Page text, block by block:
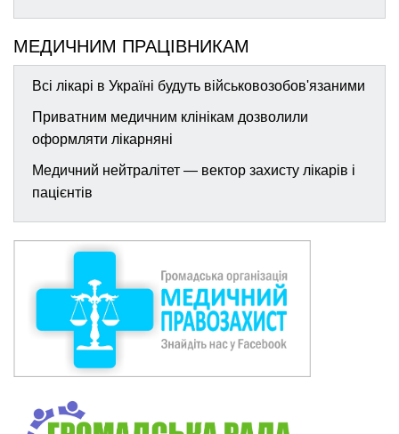
МЕДИЧНИМ ПРАЦІВНИКАМ
Всі лікарі в Україні будуть військовозобов'язаними
Приватним медичним клінікам дозволили
оформляти лікарняні
Медичний нейтралітет — вектор захисту лікарів і
пацієнтів